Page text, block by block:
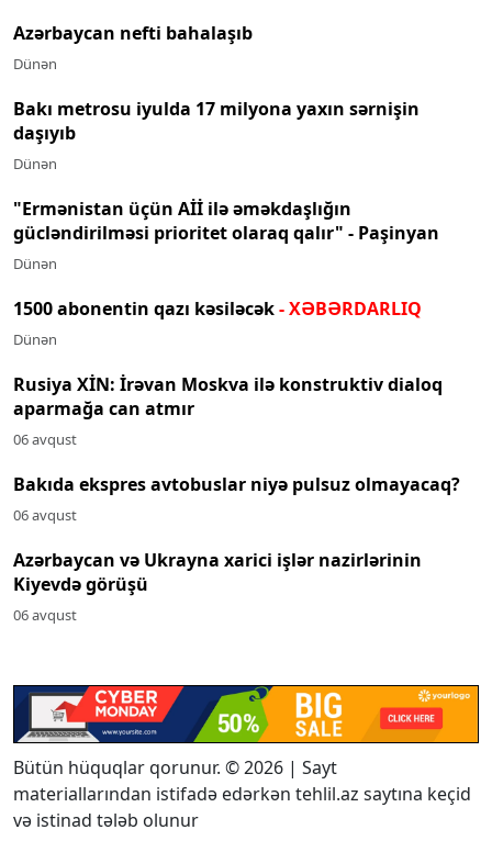
Azərbaycan nefti bahalaşıb
Dünən
Bakı metrosu iyulda 17 milyona yaxın sərnişin
daşıyıb
Dünən
"Ermənistan üçün Aİİ ilə əməkdaşlığın
gücləndirilməsi prioritet olaraq qalır" - Paşinyan
Dünən
1500 abonentin qazı kəsiləcək- XƏBƏRDARLIQ
Dünən
Rusiya XİN: İrəvan Moskva ilə konstruktiv dialoq
aparmağa can atmır
06 avqust
Bakıda ekspres avtobuslar niyə pulsuz olmayacaq?
06 avqust
Azərbaycan və Ukrayna xarici işlər nazirlərinin
Kiyevdə görüşü
06 avqust
Bütün hüquqlar qorunur. © 2026 | Sayt
materiallarından istifadə edərkən tehlil.az saytına keçid
və istinad tələb olunur